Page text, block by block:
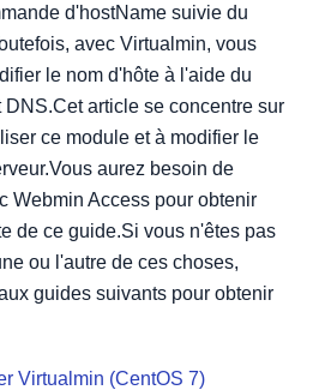
d'hostName suivie du
avec Virtualmin, vous
le nom d'hôte à l'aide du
article se concentre sur
ce module et à modifier le
aurez besoin de
Webmin Access pour obtenir
de ce guide.Si vous n'êtes pas
ou l'autre de ces choses,
guides suivants pour obtenir
Virtualmin (CentOS 7)